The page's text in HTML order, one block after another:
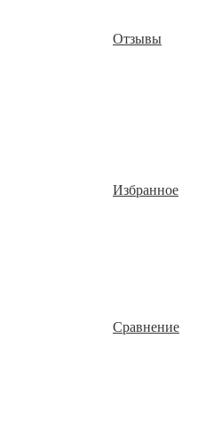
Отзывы
Избранное
Сравнение